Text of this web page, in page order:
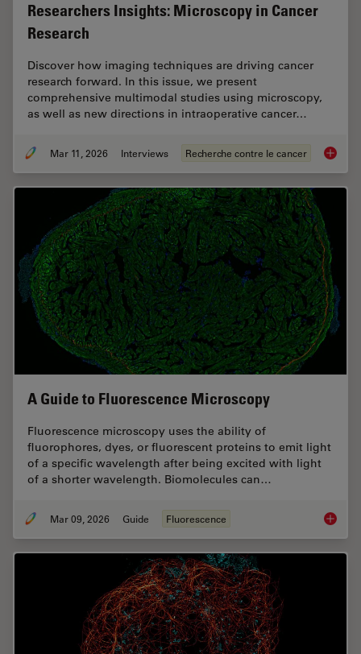
Researchers Insights: Microscopy in Cancer
Research
Discover how imaging techniques are driving cancer
research forward. In this issue, we present
comprehensive multimodal studies using microscopy,
as well as new directions in intraoperative cancer…
Mar 11, 2026 Interviews Recherche contre le cancer
A Guide to Fluorescence Microscopy
Fluorescence microscopy uses the ability of
fluorophores, dyes, or fluorescent proteins to emit light
of a specific wavelength after being excited with light
of a shorter wavelength. Biomolecules can…
Mar 09, 2026 Guide Fluorescence A